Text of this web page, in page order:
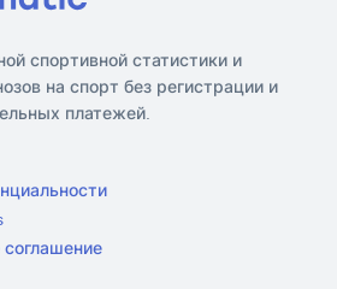
спортивной статистики и
на спорт без регистрации и
платежей.
соглашение